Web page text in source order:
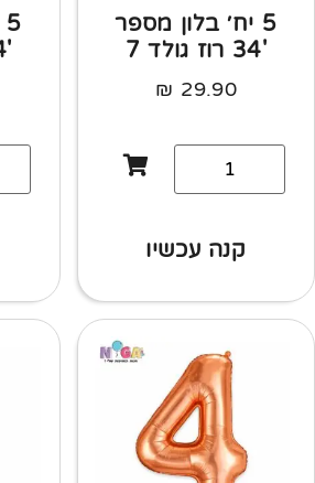
5 יח׳ בלון מספר
'34 רוז גולד 7
29.90
₪
קנה עכשיו
'34 רוז גולד 6